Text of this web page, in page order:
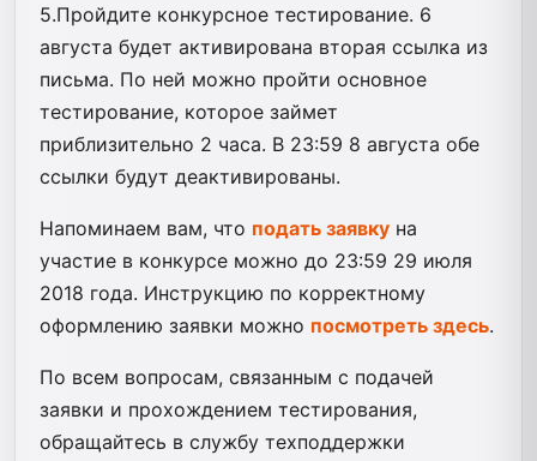
5.Пройдите конкурсное тестирование. 6
августа будет активирована вторая ссылка из
письма. По ней можно пройти основное
тестирование, которое займет
приблизительно 2 часа. В 23:59 8 августа обе
ссылки будут деактивированы.
Напоминаем вам, что подать заявку на
участие в конкурсе можно до 23:59 29 июля
2018 года. Инструкцию по корректному
оформлению заявки можно посмотреть здесь.
По всем вопросам, связанным с подачей
заявки и прохождением тестирования,
обращайтесь в службу техподдержки